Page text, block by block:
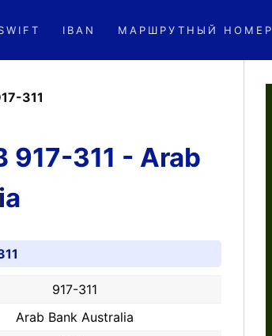
IBAN МАРШРУТНЫЙ НОМЕР
311
917-311 - Arab
917-311
Arab Bank Australia